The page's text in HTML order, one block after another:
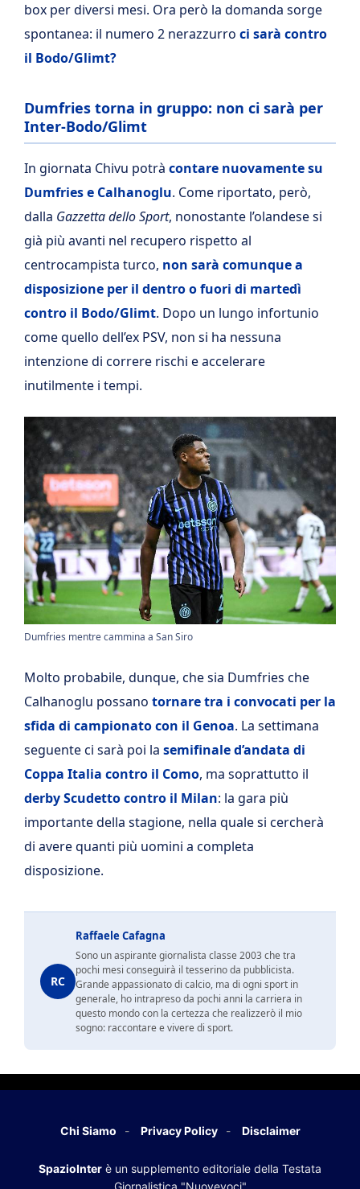
box per diversi mesi. Ora però la domanda sorge
spontanea: il numero 2 nerazzurro ci sarà contro
il Bodo/Glimt?
Dumfries torna in gruppo: non ci sarà per
Inter-Bodo/Glimt
In giornata Chivu potrà contare nuovamente su
Dumfries e Calhanoglu. Come riportato, però,
dalla Gazzetta dello Sport, nonostante l’olandese si
già più avanti nel recupero rispetto al
centrocampista turco, non sarà comunque a
disposizione per il dentro o fuori di martedì
contro il Bodo/Glimt. Dopo un lungo infortunio
come quello dell’ex PSV, non si ha nessuna
intenzione di correre rischi e accelerare
inutilmente i tempi.
Dumfries mentre cammina a San Siro
Molto probabile, dunque, che sia Dumfries che
Calhanoglu possano tornare tra i convocati per la
sfida di campionato con il Genoa. La settimana
seguente ci sarà poi la semifinale d’andata di
Coppa Italia contro il Como, ma soprattutto il
derby Scudetto contro il Milan: la gara più
importante della stagione, nella quale si cercherà
di avere quanti più uomini a completa
disposizione.
RC
Raffaele Cafagna
Sono un aspirante giornalista classe 2003 che tra
pochi mesi conseguirà il tesserino da pubblicista.
Grande appassionato di calcio, ma di ogni sport in
generale, ho intrapreso da pochi anni la carriera in
questo mondo con la certezza che realizzerò il mio
sogno: raccontare e vivere di sport.
Chi Siamo Privacy Policy Disclaimer
SpazioInter è un supplemento editoriale della Testata